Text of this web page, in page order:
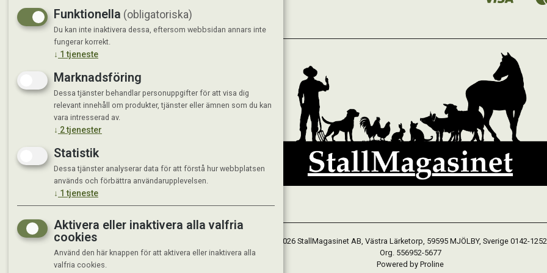
© 2026 StallMagasinet AB, Västra Lärketorp, 59595 MJÖLBY, Sverige 0142-
Org. 556952-5677
Powered by Proline
Funktionella (obligatoriska)
Du kan inte inaktivera dessa, eftersom webbsidan annars inte
fungerar korrekt.
↓ 1 tjeneste
Marknadsföring
Dessa tjänster behandlar personuppgifter för att visa dig
relevant innehåll om produkter, tjänster eller ämnen som du kan
vara intresserad av.
↓ 2tjenester
Statistik
Dessa tjänster analyserar data för att förstå hur webbplatsen
används och förbättra användarupplevelsen.
↓ 1 tjeneste
Aktivera eller inaktivera alla valfria
cookies
Använd den här knappen för att aktivera eller inaktivera alla
valfria cookies.